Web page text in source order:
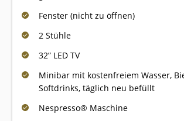
Fenster (nicht zu öffnen)
2 Stühle
32” LED TV
Minibar mit kostenfreiem Wasser,
Softdrinks, täglich neu befüllt
Nespresso® Maschine